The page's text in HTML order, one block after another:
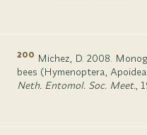
200 Michez, D. 2008.
bees (Hymenoptera,
Neth. Entomol. Soc. Meet.,